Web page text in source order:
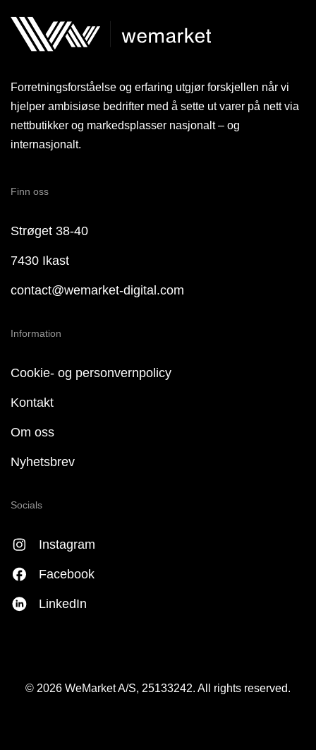
Forretningsforståelse og erfaring utgjør forskjellen når vi
hjelper ambisiøse bedrifter med å sette ut varer på nett via
nettbutikker og markedsplasser nasjonalt – og
internasjonalt.
Finn oss
Strøget 38-40
7430 Ikast
contact@wemarket-digital.com
Information
Cookie- og personvernpolicy
Kontakt
Om oss
Nyhetsbrev
Socials
Instagram
Facebook
LinkedIn
© 2026 WeMarket A/S, 25133242. All rights reserved.